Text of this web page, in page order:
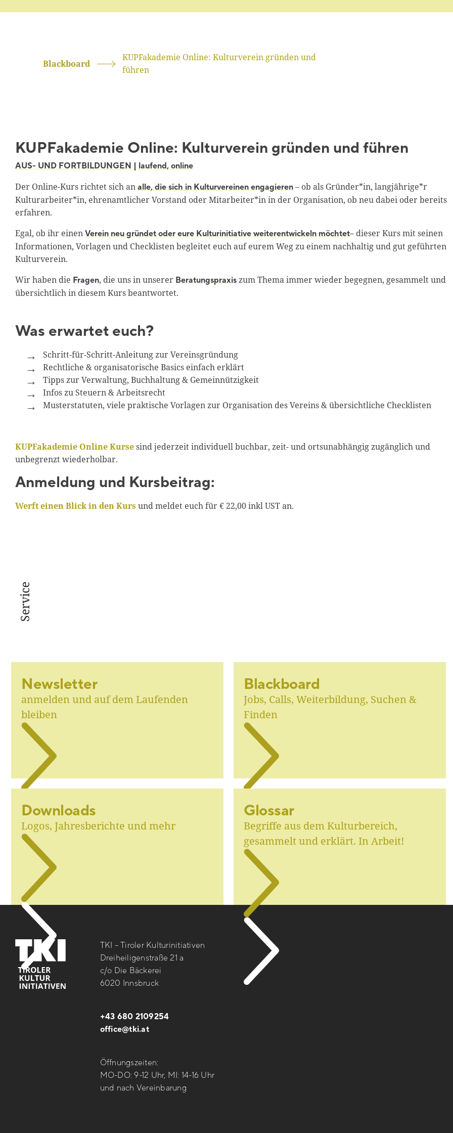
Blackboard
KUPFakademie Online: Kulturverein gründen und
führen
KUPFakademie Online: Kulturverein gründen und führen
AUS- UND FORTBILDUNGEN | laufend, online
Der Online-Kurs richtet sich an alle, die sich in Kulturvereinen engagieren – ob als Gründer*in, langjährige*r
Kulturarbeiter*in, ehrenamtlicher Vorstand oder Mitarbeiter*in in der Organisation, ob neu dabei oder bereits
erfahren.
Egal, ob ihr einen Verein neu gründet oder eure Kulturinitiative weiterentwickeln möchtet– dieser Kurs mit seinen
Informationen, Vorlagen und Checklisten begleitet euch auf eurem Weg zu einem nachhaltig und gut geführten
Kulturverein.
Wir haben die Fragen, die uns in unserer Beratungspraxis zum Thema immer wieder begegnen, gesammelt und
übersichtlich in diesem Kurs beantwortet.
Was erwartet euch?
Schritt-für-Schritt-Anleitung zur Vereinsgründung
Rechtliche & organisatorische Basics einfach erklärt
Tipps zur Verwaltung, Buchhaltung & Gemeinnützigkeit
Infos zu Steuern & Arbeitsrecht
Musterstatuten, viele praktische Vorlagen zur Organisation des Vereins & übersichtliche Checklisten
KUPFakademie Online Kursesind jederzeit individuell buchbar, zeit- und ortsunabhängig zugänglich und
unbegrenzt wiederholbar.
Anmeldung und Kursbeitrag:
Werft einen Blick in den Kurs und meldet euch für € 22,00 inkl UST an.
Service
Newsletter
anmelden und auf dem Laufenden
bleiben
Blackboard
Jobs, Calls, Weiterbildung, Suchen &
Finden
Downloads
Logos, Jahresberichte und mehr
Glossar
Begriffe aus dem Kulturbereich,
gesammelt und erklärt. In Arbeit!
TKI – Tiroler Kulturinitiativen
Dreiheiligenstraße 21 a
c/o Die Bäckerei
6020 Innsbruck
+43 680 2109254
office@tki.at
Öffnungszeiten:
MO-DO: 9-12 Uhr, MI: 14-16 Uhr
und nach Vereinbarung